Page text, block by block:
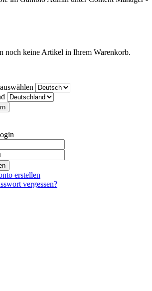
noch keine Artikel in Ihrem Warenkorb.
erstellen
vergessen?